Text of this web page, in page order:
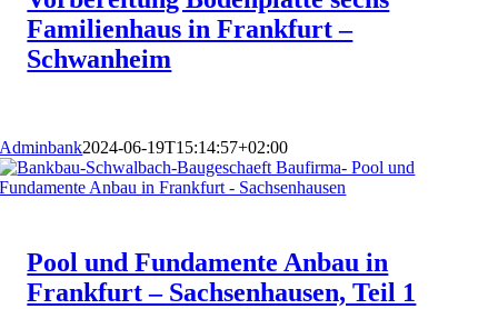
Familienhaus in Frankfurt –
Schwanheim
Adminbank2024-06-19T15:14:57+02:00
Pool und Fundamente Anbau in
Frankfurt – Sachsenhausen, Teil 1